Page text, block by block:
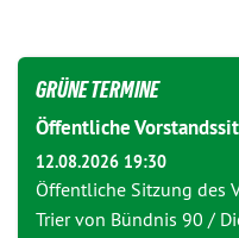
GRÜNE TERMINE
Öffentliche
12.08.2026 19:30
Öffentliche Sitzung des
Trier von Bündnis 90 /